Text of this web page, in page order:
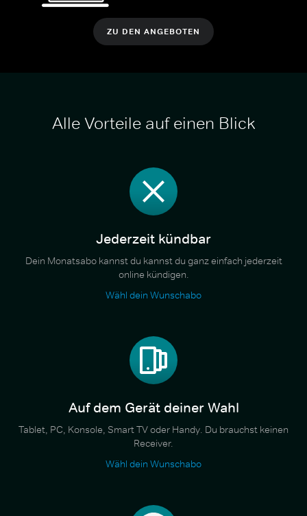
ZU DEN ANGEBOTEN
Alle Vorteile auf einen Blick
Jederzeit kündbar
Dein Monatsabo kannst du kannst du ganz einfach jederzeit
online kündigen.
Wähl dein Wunschabo
Auf dem Gerät deiner Wahl
Tablet, PC, Konsole, Smart TV oder Handy. Du brauchst keinen
Receiver.
Wähl dein Wunschabo